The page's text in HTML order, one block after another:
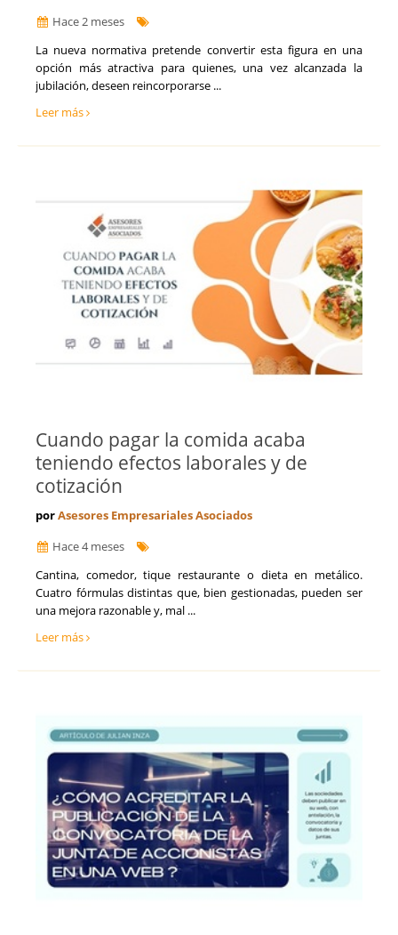
Santa Cruz de Tenerife
Sevilla
Soria
Teruel
Zamora
Zaragoza
Salud
Seguridad Alimentaria
Seguros
Talento, Recursos Humanos y selección de personal
Tecnología, Software e IA
Hace 2 meses
La nueva normativa pretende convertir esta figura en una
opción más atractiva para quienes, una vez alcanzada la
jubilación, deseen reincorporarse ...
Leer más
Cuando pagar la comida acaba
teniendo efectos laborales y de
cotización
porAsesores Empresariales Asociados
Hace 4 meses
​Cantina, comedor, tique restaurante o dieta en metálico.
Cuatro fórmulas distintas que, bien gestionadas, pueden ser
una mejora razonable y, mal ...
Leer más